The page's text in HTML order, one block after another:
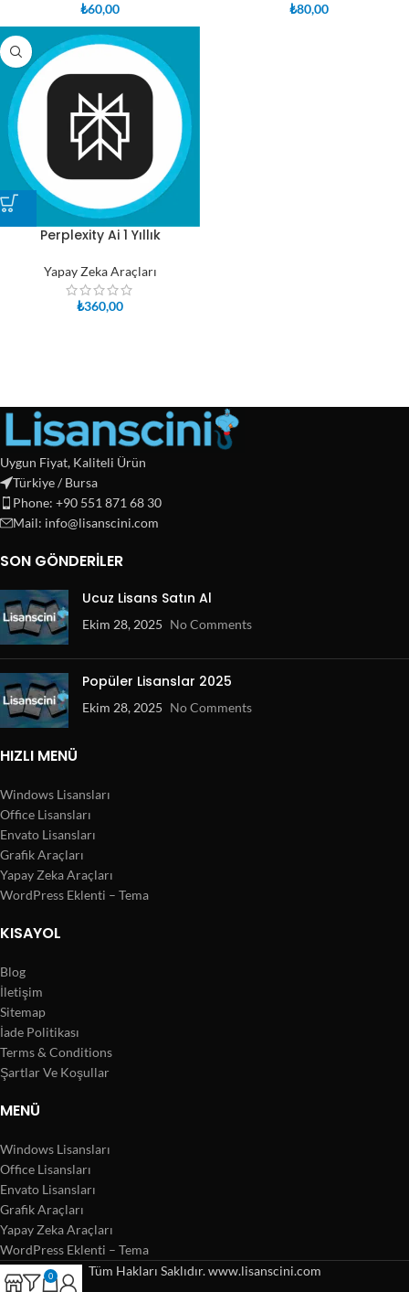
₺60,00 ₺80,00
Perplexity Ai 1 Yıllık
Yapay Zeka Araçları
₺360,00
Uygun Fiyat, Kaliteli Ürün
Türkiye / Bursa
Phone: +90 551 871 68 30
Mail: info@lisanscini.com
SON GÖNDERILER
Ucuz Lisans Satın Al
Ekim 28, 2025 No Comments
Popüler Lisanslar 2025
Ekim 28, 2025 No Comments
HIZLI MENÜ
Windows Lisansları
Office Lisansları
Envato Lisansları
Grafik Araçları
Yapay Zeka Araçları
WordPress Eklenti – Tema
KISAYOL
Blog
İletişim
Sitemap
İade Politikası
Terms & Conditions
Şartlar Ve Koşullar
MENÜ
Windows Lisansları
Office Lisansları
Envato Lisansları
Grafik Araçları
Yapay Zeka Araçları
WordPress Eklenti – Tema
Tüm Hakları Saklıdır. www.lisanscini.com
0